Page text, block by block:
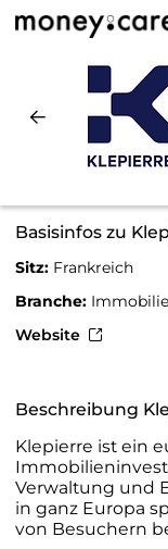
Basisinfos zu
Sitz: Frankreich
Branche:
Website
Beschreibung
Klepierre ist ein
Verwaltung und
in ganz Europa
von Besuchern